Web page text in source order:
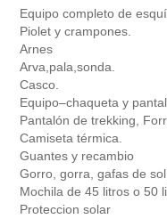
Equipo completo de
Piolet y crampones.
Arnes
Arva,pala,sonda.
Casco.
Equipo–chaqueta y
Pantalón de trekking,
Camiseta térmica.
Guantes y recambio
Gorro, gorra, gafas de
Mochila de 45 litros o 50
Proteccion solar